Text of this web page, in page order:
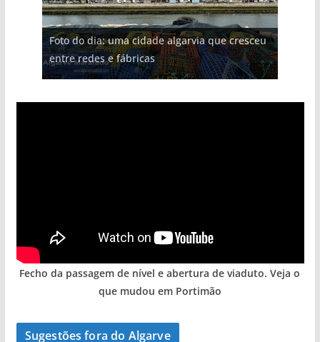
Foto do dia: uma cidade algarvia que cresceu
entre redes e fábricas
Tapas do mar a 3 euros cada. Nova rota
gastronómica nasce no Algarve
Milagre da água. Fontes emblemáticas do
Algarve voltam a ter vida (com vídeo)
Projeto milionário: investimento de 108
milhões de euros na construção de dois
hotéis (com vídeo)
Tempestades roubam areia de praias e põem
arribas em risco no Algarve (com vídeo)
Fecho da passagem de nível e abertura de viaduto. Veja o
que mudou em Portimão
Sugestões fora do Algarve